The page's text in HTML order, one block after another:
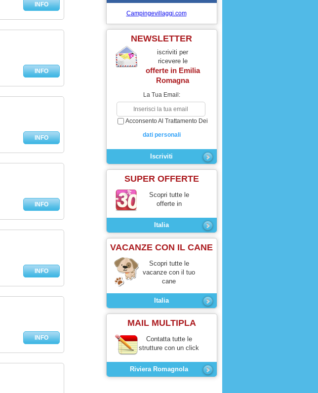
INFO
INFO
INFO
INFO
INFO
INFO
Campingevillaggi.com
NEWSLETTER
iscriviti per
ricevere le
offerte in Emilia
Romagna
La Tua Email:
Acconsento Al Trattamento Dei
dati personali
SUPER OFFERTE
Scopri tutte le
offerte in
Italia
VACANZE CON IL CANE
Scopri tutte le
vacanze con il tuo
cane
Italia
MAIL MULTIPLA
Contatta tutte le
strutture con un click
Riviera Romagnola